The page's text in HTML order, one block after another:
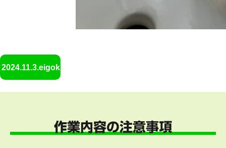
2024.11.3.eigoku4
作業内容の注意事項